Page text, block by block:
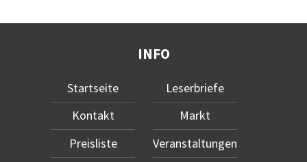
INFO
Startseite
Kontakt
Preisliste
Leserbriefe
Markt
Veranstaltungen